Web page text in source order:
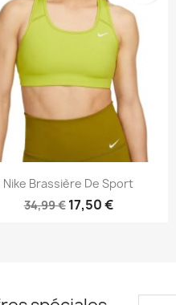
Aperçu rapide
Nike Brassière De Sport
34,99 € 17,50 €